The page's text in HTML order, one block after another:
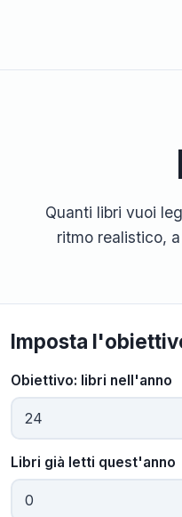
Quanti libri vuoi
ritmo realistico,
Imposta
Obiettivo: libri nell'anno
Libri già letti quest'anno